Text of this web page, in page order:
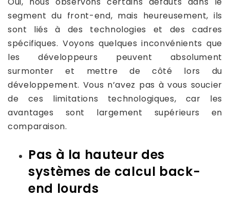
segment du front-end, mais heureusement, ils
sont liés à des technologies et des cadres
spécifiques. Voyons quelques inconvénients que
les développeurs peuvent absolument
surmonter et mettre de côté lors du
développement. Vous n’avez pas à vous soucier
de ces limitations technologiques, car les
avantages sont largement supérieurs en
comparaison.
Pas à la hauteur des
systèmes de calcul back-
end lourds